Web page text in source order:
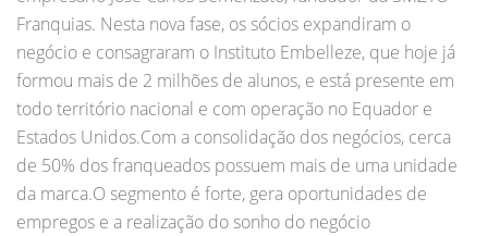
Franquias. Nesta nova fase, os sócios expandiram o
negócio e consagraram o Instituto Embelleze, que hoje já
formou mais de 2 milhões de alunos, e está presente em
todo território nacional e com operação no Equador e
Estados Unidos.Com a consolidação dos negócios, cerca
de 50% dos franqueados possuem mais de uma unidade
da marca.O segmento é forte, gera oportunidades de
empregos e a realização do sonho do negócio